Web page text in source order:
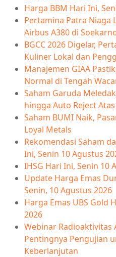
Harga BBM Hari Ini,
Pertamina Patra Niaga
Airbus A380 di
BGCC 2026 Digelar,
Kuliner Lokal dan
Manajemen GIAA
Normal di Tengah
Saham Garuda
hingga Auto Reject Atas
Saham BUMI Naik,
Loyal Metals
Rekomendasi Saham
Ini, Senin 10 Agustus
IHSG Hari Ini, Senin 10
Update Harga Emas
Senin, 10 Agustus 2026
Harga Emas UBS Gold
2026
Webinar Radioaktivitas
Pentingnya Pengujian
Keberlanjutan